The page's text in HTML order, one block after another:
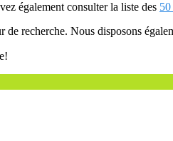
également consulter la liste des
recherche. Nous disposons